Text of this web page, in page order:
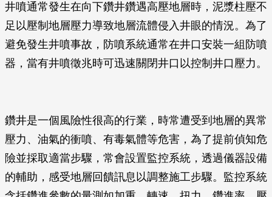
井噴通常發生在向下鑽井鑽遇高壓地層時，泥漿柱壓不
足以壓制地層壓力導致地層流體侵入井眼的情況。為了
避免發生井噴事故，防噴系統通常在井口安裝一組防噴
器，當有井噴徵兆時可迅速關閉井口以控制井口壓力。
鑽井是一個風險性很高的行業，時常遭受到地層的異常
壓力、油氣的衝噴、有毒氣體等危害，為了提前偵知危
險並採取適當步驟，常會設置監控系統，透過儀器設備
的輔助，感受地層回饋訊息以調整施工步驟。監控系統